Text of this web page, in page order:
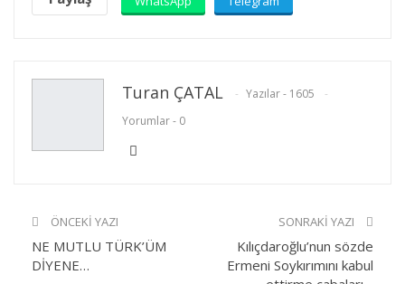
Turan ÇATAL
Yazılar - 1605
Yorumlar - 0
ÖNCEKI YAZI
NE MUTLU TÜRK’ÜM
DİYENE…
SONRAKI YAZI
Kılıçdaroğlu’nun sözde
Ermeni Soykırımını kabul